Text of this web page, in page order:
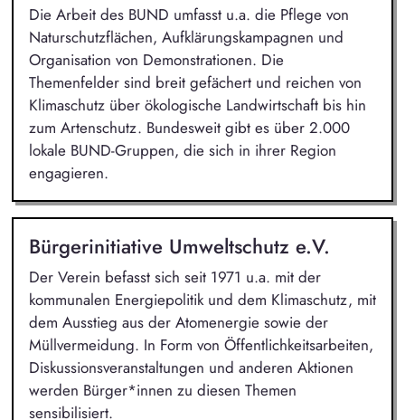
Die Arbeit des BUND umfasst u.a. die Pflege von
Naturschutzflächen, Aufklärungskampagnen und
Organisation von Demonstrationen. Die
Themenfelder sind breit gefächert und reichen von
Klimaschutz über ökologische Landwirtschaft bis hin
zum Artenschutz. Bundesweit gibt es über 2.000
lokale BUND-Gruppen, die sich in ihrer Region
engagieren.
Bürgerinitiative Umweltschutz e.V.
Der Verein befasst sich seit 1971 u.a. mit der
kommunalen Energiepolitik und dem Klimaschutz, mit
dem Ausstieg aus der Atomenergie sowie der
Müllvermeidung. In Form von Öffentlichkeitsarbeiten,
Diskussionsveranstaltungen und anderen Aktionen
werden Bürger*innen zu diesen Themen
sensibilisiert.